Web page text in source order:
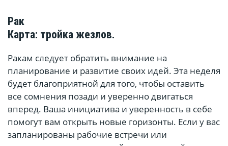
Рак
Карта: тройка жезлов.
Ракам следует обратить внимание на
планирование и развитие своих идей. Эта неделя
будет благоприятной для того, чтобы оставить
все сомнения позади и уверенно двигаться
вперед. Ваша инициатива и уверенность в себе
помогут вам открыть новые горизонты. Если у вас
запланированы рабочие встречи или